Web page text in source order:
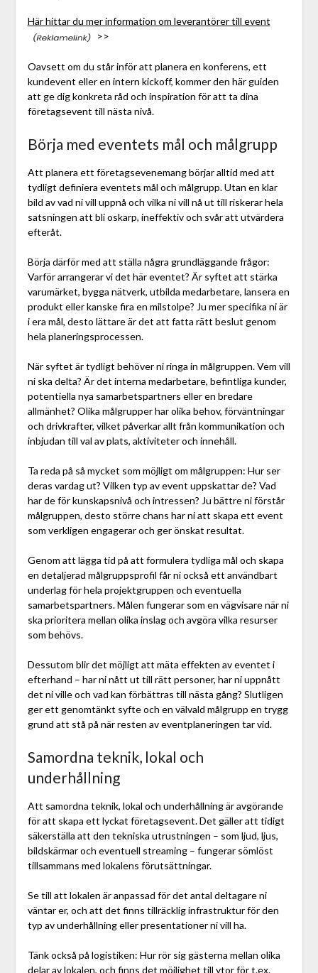
Här hittar du mer information om leverantörer till event
>>
Oavsett om du står inför att planera en konferens, ett
kundevent eller en intern kickoff, kommer den här guiden
att ge dig konkreta råd och inspiration för att ta dina
företagsevent till nästa nivå.
Börja med eventets mål och målgrupp
Att planera ett företagsevenemang börjar alltid med att
tydligt definiera eventets mål och målgrupp. Utan en klar
bild av vad ni vill uppnå och vilka ni vill nå ut till riskerar hela
satsningen att bli oskarp, ineffektiv och svår att utvärdera
efteråt.
Börja därför med att ställa några grundläggande frågor:
Varför arrangerar vi det här eventet? Är syftet att stärka
varumärket, bygga nätverk, utbilda medarbetare, lansera en
produkt eller kanske fira en milstolpe? Ju mer specifika ni är
i era mål, desto lättare är det att fatta rätt beslut genom
hela planeringsprocessen.
När syftet är tydligt behöver ni ringa in målgruppen. Vem vill
ni ska delta? Är det interna medarbetare, befintliga kunder,
potentiella nya samarbetspartners eller en bredare
allmänhet? Olika målgrupper har olika behov, förväntningar
och drivkrafter, vilket påverkar allt från kommunikation och
inbjudan till val av plats, aktiviteter och innehåll.
Ta reda på så mycket som möjligt om målgruppen: Hur ser
deras vardag ut? Vilken typ av event uppskattar de? Vad
har de för kunskapsnivå och intressen? Ju bättre ni förstår
målgruppen, desto större chans har ni att skapa ett event
som verkligen engagerar och ger önskat resultat.
Genom att lägga tid på att formulera tydliga mål och skapa
en detaljerad målgruppsprofil får ni också ett användbart
underlag för hela projektgruppen och eventuella
samarbetspartners. Målen fungerar som en vägvisare när ni
ska prioritera mellan olika inslag och avgöra vilka resurser
som behövs.
Dessutom blir det möjligt att mäta effekten av eventet i
efterhand – har ni nått ut till rätt personer, har ni uppnått
det ni ville och vad kan förbättras till nästa gång? Slutligen
ger ett genomtänkt syfte och en välvald målgrupp en trygg
grund att stå på när resten av eventplaneringen tar vid.
Samordna teknik, lokal och
underhållning
Att samordna teknik, lokal och underhållning är avgörande
för att skapa ett lyckat företagsevent. Det gäller att tidigt
säkerställa att den tekniska utrustningen – som ljud, ljus,
bildskärmar och eventuell streaming – fungerar sömlöst
tillsammans med lokalens förutsättningar.
Se till att lokalen är anpassad för det antal deltagare ni
väntar er, och att det finns tillräcklig infrastruktur för den
typ av underhållning eller presentationer ni vill ha.
Tänk också på logistiken: Hur rör sig gästerna mellan olika
delar av lokalen, och finns det möjlighet till ytor för t.ex.